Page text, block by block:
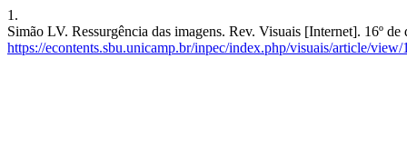
1.
Simão LV. Ressurgência das imagens. Rev. Visuais [Internet]. 16º
https://econtents.sbu.unicamp.br/inpec/index.php/visuais/article/view/